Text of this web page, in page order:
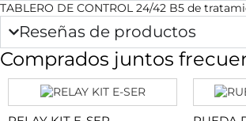
TABLERO DE CONTROL 24/42 B5 de
Reseñas de productos
Comprados juntos